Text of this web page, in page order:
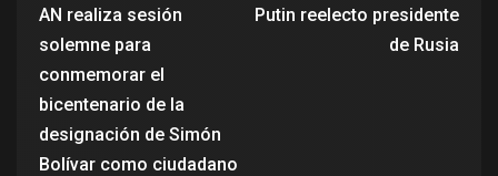
AN realiza sesión
solemne para
conmemorar el
bicentenario de la
designación de Simón
Bolívar como ciudadano
Putin reelecto presidente
de Rusia